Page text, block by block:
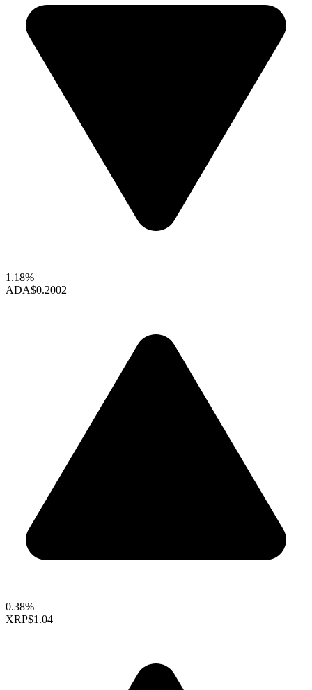
1.18%
ADA$0.2002
0.38%
XRP$1.04